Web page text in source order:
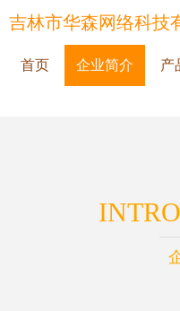
吉林市华森网络科技
首页 企业简介 产